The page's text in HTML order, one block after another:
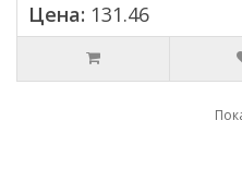
Цена: 131.46